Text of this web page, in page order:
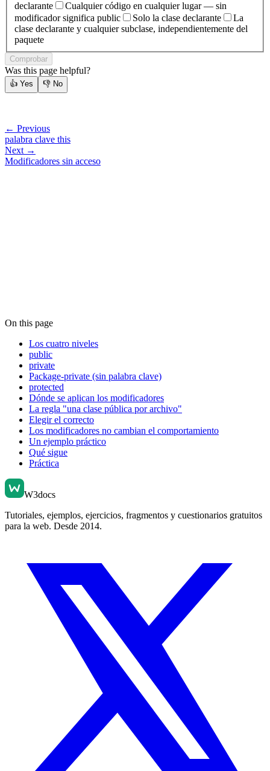
declarante
Cualquier código en cualquier lugar — sin
modificador significa public
Solo la clase declarante
La
clase declarante y cualquier subclase, independientemente del
paquete
Comprobar
Was this page helpful?
👍 Yes 👎 No
← Previous
palabra clave this
Next →
Modificadores sin acceso
On this page
Los cuatro niveles
public
private
Package-private (sin palabra clave)
protected
Dónde se aplican los modificadores
La regla "una clase pública por archivo"
Elegir el correcto
Los modificadores no cambian el comportamiento
Un ejemplo práctico
Qué sigue
Práctica
W3docs
Tutoriales, ejemplos, ejercicios, fragmentos y cuestionarios gratuitos
para la web. Desde 2014.